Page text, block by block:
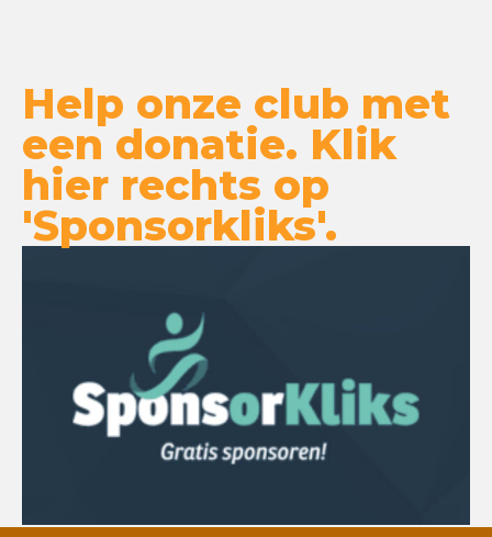
Help onze club met
een donatie. Klik
hier rechts op
'Sponsorkliks'.